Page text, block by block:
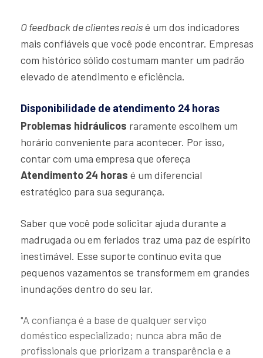
O feedback de clientes reaisé um dos indicadores
mais confiáveis que você pode encontrar. Empresas
com histórico sólido costumam manter um padrão
elevado de atendimento e eficiência.
Disponibilidade de atendimento 24 horas
Problemas hidráulicos raramente escolhem um
horário conveniente para acontecer. Por isso,
contar com uma empresa que ofereça
Atendimento 24 horas é um diferencial
estratégico para sua segurança.
Saber que você pode solicitar ajuda durante a
madrugada ou em feriados traz uma paz de espírito
inestimável. Esse suporte contínuo evita que
pequenos vazamentos se transformem em grandes
inundações dentro do seu lar.
"A confiança é a base de qualquer serviço
doméstico especializado; nunca abra mão de
profissionais que priorizam a transparência e a